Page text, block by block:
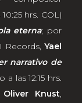
hrs. COL)
eterna; por
Records, Yael
narrativo de
las 12:15 hrs.
Oliver Knust,